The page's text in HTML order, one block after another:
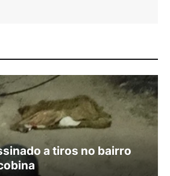
a tiros no bairro